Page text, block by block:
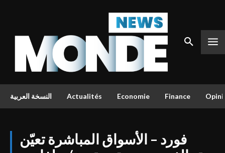
النسخة العربية Actualités Economie Finance
فورد – الأسواق المباشرة تعيّن